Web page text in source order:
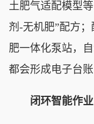
土肥气适配模型
剂-无机肥”配方
肥一体化泵站，
都会形成电子台
闭环智能作业